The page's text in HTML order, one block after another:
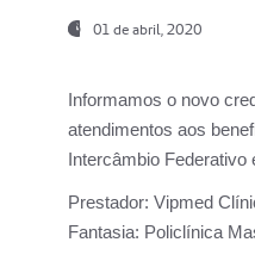
01 de abril, 2020
Informamos o novo
atendimentos aos
Intercâmbio Federativo
Prestador: Vipmed
Fantasia: Policlínica